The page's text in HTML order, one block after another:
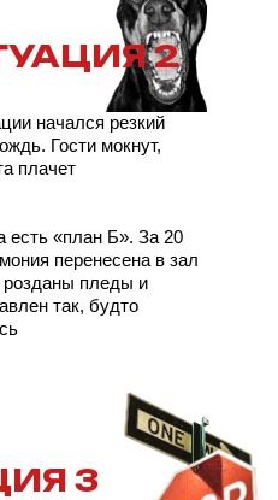
начался резкий
Гости мокнут,
плачет
есть «план Б». За 20
перенесена в зал
розданы пледы и
так, будто
2
3